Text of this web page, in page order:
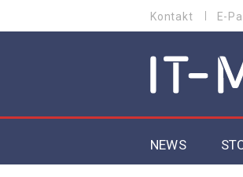
zum
MENU
Kontakt E-
MAIN
NEWS